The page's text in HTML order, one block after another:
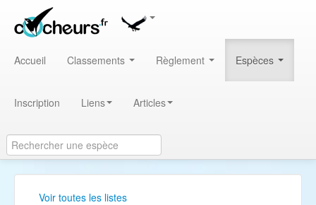
Accueil Classements Règlement Espèces
Inscription Liens Articles
Voir toutes les listes